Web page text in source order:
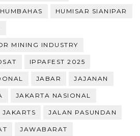
HUMBAHAS HUMISAR SIANIPAR
MINING INDUSTRY
IPPAFEST 2025
JABAR JAJANAN
JAKARTA NASIONAL
JAKARTS JALAN PASUNDAN
JAWABARAT